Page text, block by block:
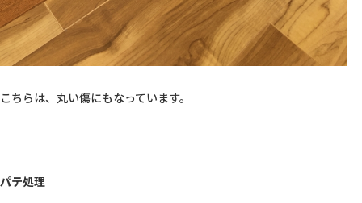
こちらは、丸い傷にもなっています。
パテ処理